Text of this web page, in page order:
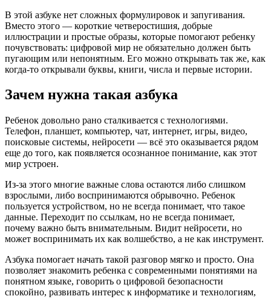
В этой азбуке нет сложных формулировок и запугивания.
Вместо этого — короткие четверостишия, добрые
иллюстрации и простые образы, которые помогают ребенку
почувствовать: цифровой мир не обязательно должен быть
пугающим или непонятным. Его можно открывать так же, как
когда-то открывали буквы, книги, числа и первые истории.
Зачем нужна такая азбука
Ребенок довольно рано сталкивается с технологиями.
Телефон, планшет, компьютер, чат, интернет, игры, видео,
поисковые системы, нейросети — всё это оказывается рядом
еще до того, как появляется осознанное понимание, как этот
мир устроен.
Из-за этого многие важные слова остаются либо слишком
взрослыми, либо воспринимаются обрывочно. Ребенок
пользуется устройством, но не всегда понимает, что такое
данные. Переходит по ссылкам, но не всегда понимает,
почему важно быть внимательным. Видит нейросети, но
может воспринимать их как волшебство, а не как инструмент.
Азбука помогает начать такой разговор мягко и просто. Она
позволяет знакомить ребенка с современными понятиями на
понятном языке, говорить о цифровой безопасности
спокойно, развивать интерес к информатике и технологиям,